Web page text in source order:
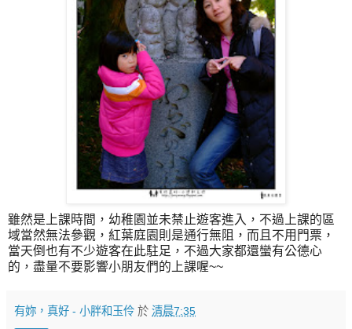
雖然是上課時間，幼稚園並未禁止遊客進入，不過上課的區
域當然無法參觀，紅葉庭園則是通行無阻，而且不用門票，
當天倒也有不少遊客在此駐足，不過大家都還蠻有公德心
的，盡量不要影響小朋友們的上課喔~~
有妳，真好 - 小胖和玉伶 於 清晨7:35